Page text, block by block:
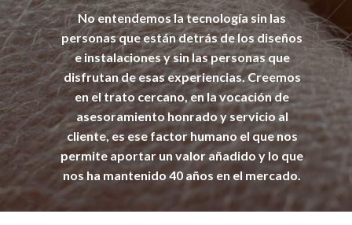
No entendemos la tecnología sin las
personas que están detrásde los diseños
e instalaciones ysin las personas que
disfrutande esas experiencias. Creemos
en eltrato cercano, en la vocación de
asesoramiento honrado y servicio al
cliente, es ese factor humano el que nos
permite aportar un valor añadidoy lo que
nos ha mantenido 40 años en el mercado.